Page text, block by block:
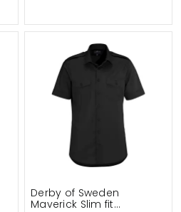
Derby of Sweden
Maverick Slim fit